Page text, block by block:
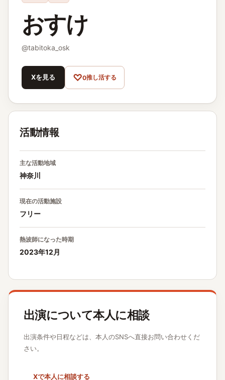
おすけ
@tabitoka_osk
Xを見る ♡0推し活する
活動情報
主な活動地域
神奈川
現在の活動施設
フリー
熱波師になった時期
2023年12月
出演について本人に相談
出演条件や日程などは、本人のSNSへ直接お問い合わせくだ
さい。
Xで本人に相談する